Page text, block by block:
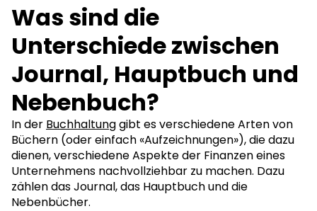
Was sind die
Unterschiede zwischen
Journal, Hauptbuch und
Nebenbuch?
In der Buchhaltunggibt es verschiedene Arten von
Büchern (oder einfach «Aufzeichnungen»), die dazu
dienen, verschiedene Aspekte der Finanzen eines
Unternehmens nachvollziehbar zu machen. Dazu
zählen das Journal, das Hauptbuch und die
Nebenbücher.